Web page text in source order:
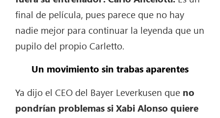
final de película, pues parece que no hay
nadie mejor para continuar la leyenda que un
pupilo del propio Carletto.
Un movimiento sin trabas aparentes
Ya dijo el CEO del Bayer Leverkusen que no
pondrían problemas si Xabi Alonso quiere